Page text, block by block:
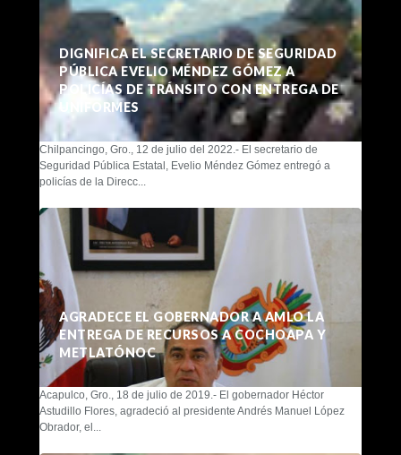
DIGNIFICA EL SECRETARIO DE SEGURIDAD
PÚBLICA EVELIO MÉNDEZ GÓMEZ A
POLICÍAS DE TRÁNSITO CON ENTREGA DE
UNIFORMES
Chilpancingo, Gro., 12 de julio del 2022.- El secretario de
Seguridad Pública Estatal, Evelio Méndez Gómez entregó a
policías de la Direcc...
AGRADECE EL GOBERNADOR A AMLO LA
ENTREGA DE RECURSOS A COCHOAPA Y
METLATÓNOC
Acapulco, Gro., 18 de julio de 2019.- El gobernador Héctor
Astudillo Flores, agradeció al presidente Andrés Manuel López
Obrador, el...